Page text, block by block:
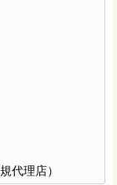
代理店）